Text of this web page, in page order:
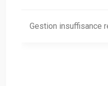
Gestion insuffisance